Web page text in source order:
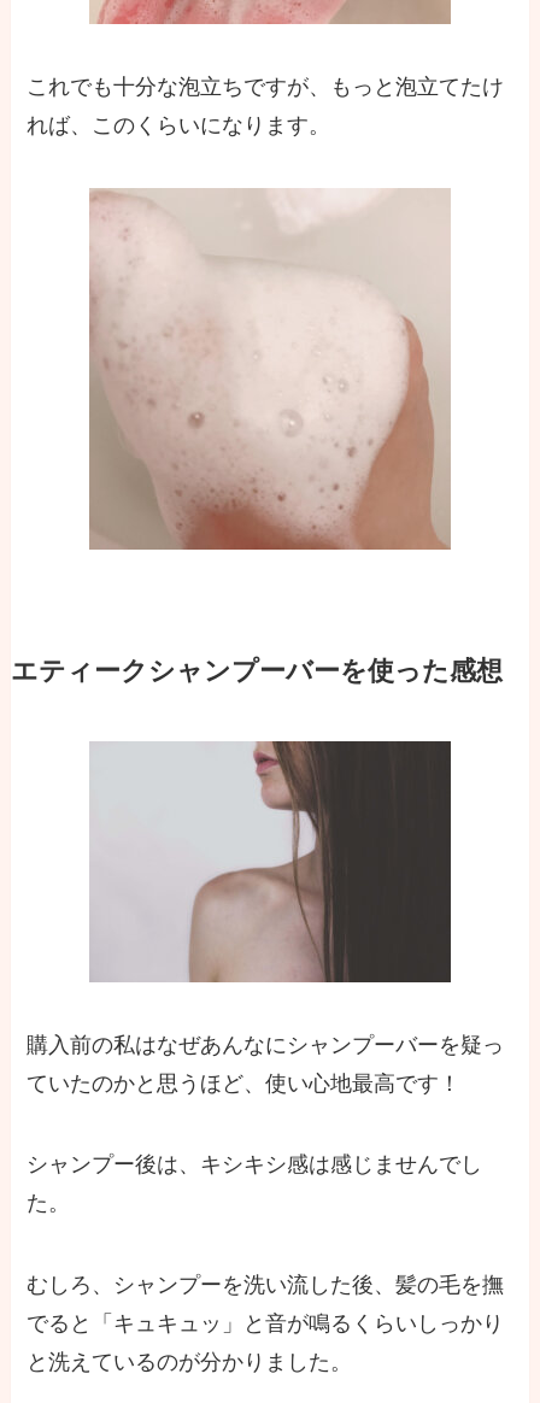
これでも十分な泡立ちですが、もっと泡立てたけ
れば、このくらいになります。
エティークシャンプーバーを使った感想
購入前の私はなぜあんなにシャンプーバーを疑っ
ていたのかと思うほど、使い心地最高です！
シャンプー後は、 キシキシ感は感じませんでし
た。
むしろ、シャンプーを洗い流した後、髪の毛を撫
でると
「キュキュッ」と音が鳴る くらいしっかり
と洗えているのが分かりました。